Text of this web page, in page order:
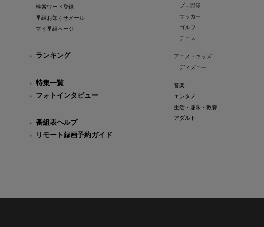
検索ワード登録
番組お知らせメール
マイ番組ページ
ランキング
特集一覧
フォトインタビュー
番組表ヘルプ
リモート録画予約ガイド
プロ野球
サッカー
ゴルフ
テニス
アニメ・キッズ
ディズニー
音楽
エンタメ
生活・趣味・教養
アダルト